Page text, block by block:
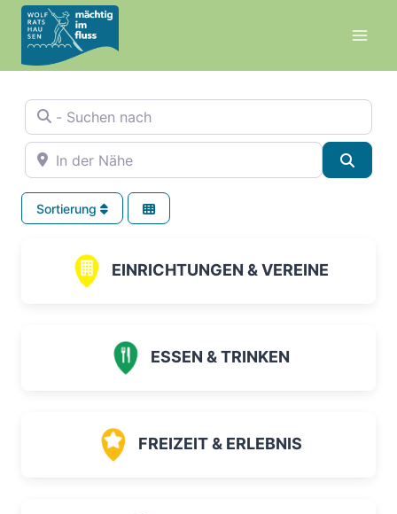
Zum
Inhalt
springen
- Suchen nach
In der Nähe
Sortierung
EINRICHTUNGEN & VEREINE
ESSEN & TRINKEN
FREIZEIT & ERLEBNIS